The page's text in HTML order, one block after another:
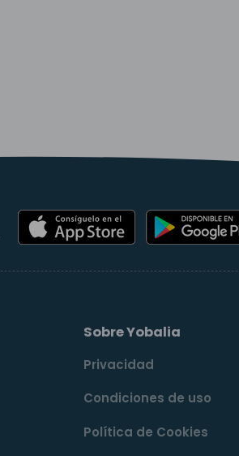
Sobre Yobalia
Privacidad
Condiciones de uso
Política de Cookies